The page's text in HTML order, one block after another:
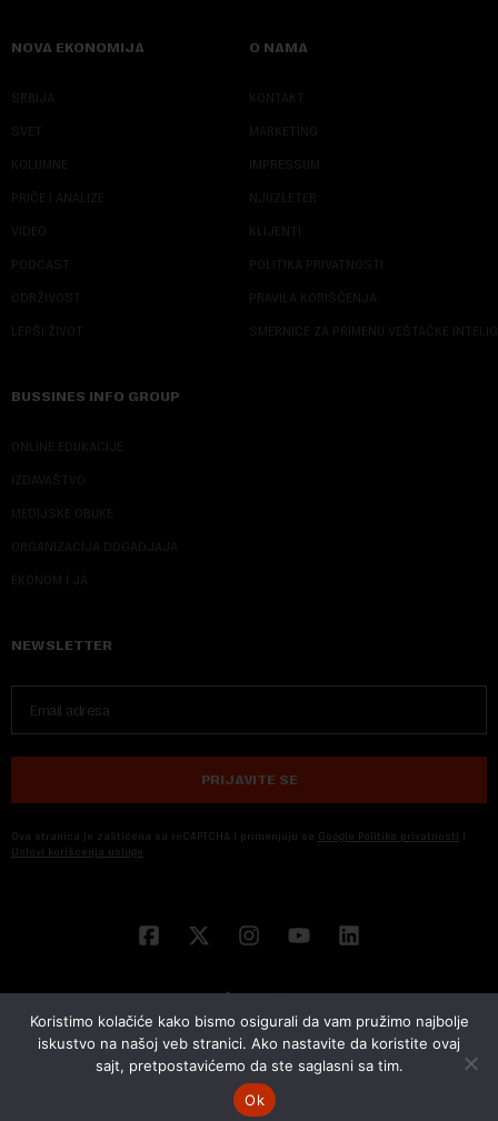
NOVA EKONOMIJA
SRBIJA
SVET
KOLUMNE
PRIČE I ANALIZE
VIDEO
PODCAST
ODRŽIVOST
LEPŠI ŽIVOT
O NAMA
KONTAKT
MARKETING
IMPRESSUM
NJUZLETER
KLIJENTI
POLITIKA PRIVATNOSTI
PRAVILA KORIŠĆENJA
SMERNICE ZA PRIMENU VEŠTAČKE
BUSSINES INFO GROUP
ONLINE EDUKACIJE
IZDAVAŠTVO
MEDIJSKE OBUKE
ORGANIZACIJA DOGADJAJA
EKONOM I JA
NEWSLETTER
PRIJAVITE SE
Ova stranica je zaštićena sa reCAPTCHA i primenjuju se Google Politika privatnosti i
Uslovi korišćenja usluge
© 2026 NOVA EKONOMIJA | SVA PRAVA ZADŽANA | DEVELOPED BY
Koristimo kolačiće kako bismo osigurali da vam pružimo najbolje
iskustvo na našoj veb stranici. Ako nastavite da koristite ovaj
sajt, pretpostavićemo da ste saglasni sa tim.
Ok